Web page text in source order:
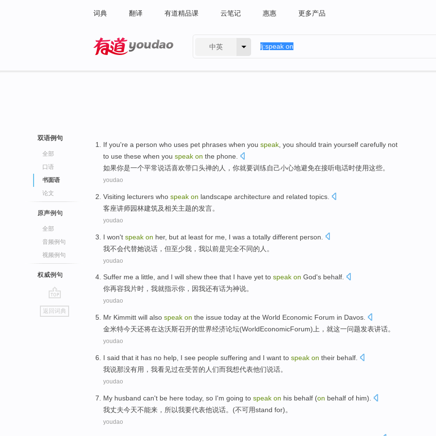
词典 翻译 有道精品课 云笔记 惠惠 更多产品
中英
双语例句
全部
口语
书面语
论文
原声例句
全部
音频例句
视频例句
权威例句
go
top
返回词典
If you're a person who uses pet phrases when you speak , you should train yourself carefully not
to use these when you speak on the phone
如果你是一个平常说话喜欢带口头禅的 人 ，你就要训练自己小心地避免在接听电话时使用这些。
youdao
Visiting lecturers who speak on landscape architecture and related topics
客座讲师园林建筑及相关主题的发言。
youdao
I won't speak on her, but at least for me , I was a totally different person
我不会代替她说话 ， 但至少我 ，我以前是完全不同的 人 。
youdao
Suffer me a little, and I will shew thee that I have yet to speak on God's behalf.
你再容我片时， 我就指示你 ，因我还有话为神说。
youdao
Mr Kimmitt will also speak on the issue today at the World Economic Forum in Davos
金米特今天还将在达沃斯召开的世界经济论坛(WorldEconomicForum)上，就这一问题发表讲话。
youdao
I said that it has no help , I see people suffering and I want to speak on their behalf
我说那没有用 ，我看见过在受苦的 人们而我想代表他们说话。
youdao
My husband can't be here today, so I'm going to speak on his behalf (on behalf of him).
我丈夫今天不能来 ， 所以我要代表他说话。(不可用stand for)。
youdao